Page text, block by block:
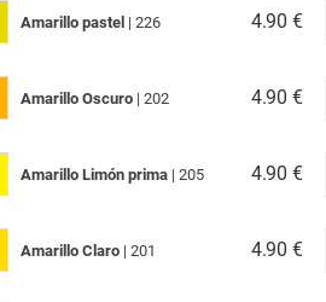
Amarillo pastel | 226 4.90 €
Amarillo Oscuro| 202 4.90 €
Amarillo Limón prima| 205 4.90 €
Amarillo Claro| 201 4.90 €